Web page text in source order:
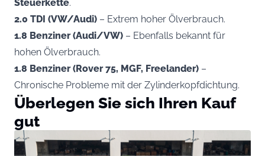
Steuerkette.
2.0 TDI (VW/Audi) – Extrem hoher Ölverbrauch.
1.8 Benziner (Audi/VW) – Ebenfalls bekannt für
hohen Ölverbrauch.
1.8 Benziner (Rover 75, MGF, Freelander) –
Chronische Probleme mit der Zylinderkopfdichtung.
Überlegen Sie sich Ihren Kauf
gut